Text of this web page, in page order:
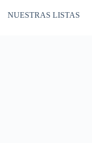
NUESTRAS LISTAS